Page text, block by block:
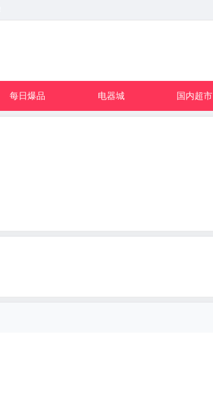
每日爆品 电器城 国内超市